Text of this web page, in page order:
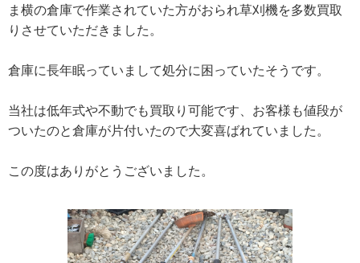
ま横の倉庫で作業されていた方がおられ草刈機を多数買取
りさせていただきました。
倉庫に長年眠っていまして処分に困っていたそうです。
当社は低年式や不動でも買取り可能です、お客様も値段が
ついたのと倉庫が片付いたので大変喜ばれていました。
この度はありがとうございました。